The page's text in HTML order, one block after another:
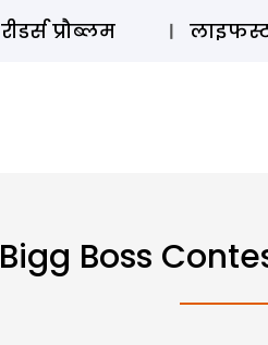
रीडर्स प्रौब्लम
Bigg Boss